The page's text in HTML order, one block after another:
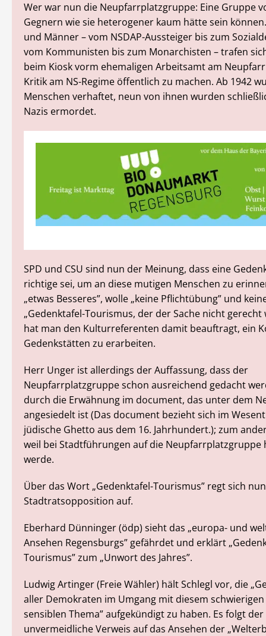
Wer war nun die Neupfarrplatzgruppe: Eine Gruppe
Gegnern wie sie heterogener kaum hätte sein
und Männer – vom NSDAP-Aussteiger bis zum
vom Kommunisten bis zum Monarchisten – trafen
beim Kiosk vorm ehemaligen Arbeitsamt am
Kritik am NS-Regime öffentlich zu machen. Ab 1942
Menschen verhaftet, neun von ihnen wurden
Nazis ermordet.
SPD und CSU sind nun der Meinung, dass eine
richtige sei, um an diese mutigen Menschen zu
„etwas Besseres”, wolle „keine Pflichtübung” und
„Gedenktafel-Tourismus, der der Sache nicht gerecht
hat man den Kulturreferenten damit beauftragt, ein
Gedenkstätten zu erarbeiten.
Herr Unger ist allerdings der Auffassung, dass der
Neupfarrplatzgruppe schon ausreichend gedacht
durch die Erwähnung im document, das unter dem
angesiedelt ist (Das document bezieht sich im
jüdische Ghetto aus dem 16. Jahrhundert.); zum
weil bei Stadtführungen auf die Neupfarrplatzgruppe
werde.
Über das Wort „Gedenktafel-Tourismus” regt sich
Stadtratsopposition auf.
Eberhard Dünninger (ödp) sieht das „europa- und
Ansehen Regensburgs” gefährdet und erklärt
Tourismus” zum „Unwort des Jahres”.
Ludwig Artinger (Freie Wähler) hält Schlegl vor, die
aller Demokraten im Umgang mit diesem
sensiblen Thema” aufgekündigt zu haben. Es folgt der
unvermeidliche Verweis auf das Ansehen der